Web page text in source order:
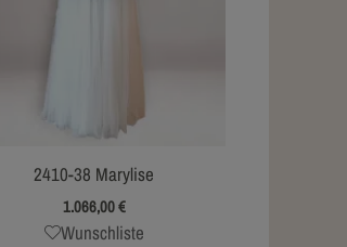
2410-38 Marylise
1.066,00€
Wunschliste